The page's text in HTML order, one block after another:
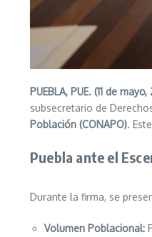
PUEBLA, PUE. (11 de
subsecretario de
Población (CONAPO).
Puebla ante el
Durante la firma, se
Volumen Poblacional: